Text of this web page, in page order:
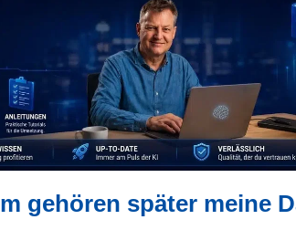
gehören später meine